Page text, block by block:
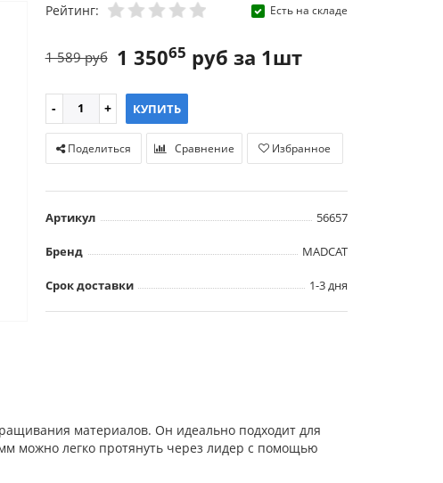
Рейтинг: Есть на складе
1 35065 руб за 1шт
1 589 руб
КУПИТЬ
Поделиться Сравнение Избранное
Артикул 56657
Бренд MADCAT
Срок доставки 1-3 дня
материалов. Он идеально подходит для
можно легко протянуть через лидер с помощью